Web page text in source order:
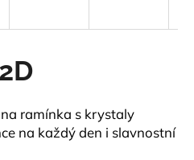
ramínka s krystaly
na každý den i slavnostní